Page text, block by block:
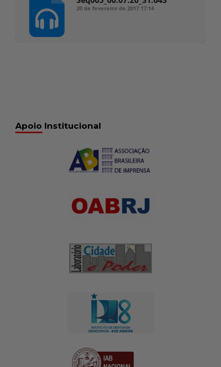
20 de fevereiro de 2017 17:14
Apoio Institucional